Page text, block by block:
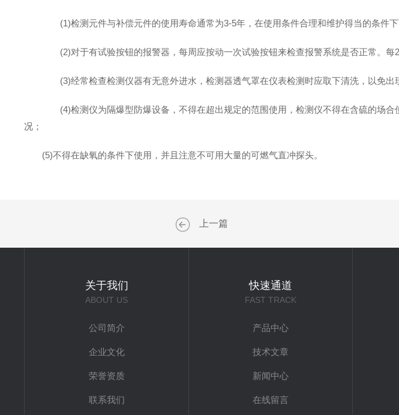
(1)检测元件与补偿元件的使用寿命通常为3-5年，在使用条件合理和维护得当的条件下
(2)对于有试验按钮的报警器，每周应按动一次试验按钮来检查报警系统是否正常。每2
(3)经常检查检测仪器有无意外进水，检测器透气罩在仪表检测时应取下清洗，以免出
(4)检测仪为隔爆型防爆设备，不得在超出规定的范围使用，检测仪不得在含硫的场合使
况；
(5)不得在缺氧的条件下使用，并且注意不可用大量的可燃气直冲探头。
上一篇
关于我们
ABOUT US
公司简介
企业文化
荣誉资质
联系我们
快速通道
FAST TRACK
产品中心
技术文章
新闻中心
在线留言